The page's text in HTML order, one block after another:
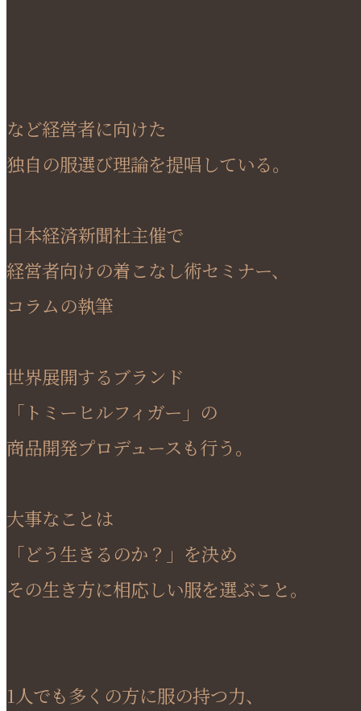
など経営者に向けた
独自の服選び理論を提唱している。
日本経済新聞社主催で
経営者向けの着こなし術セミナー、
コラムの執筆
世界展開するブランド
「トミーヒルフィガー」の
商品開発プロデュースも行う。
大事なことは
「どう生きるのか？」を決め
その生き方に相応しい服を選ぶこと。
1人でも多くの方に服の持つ力、